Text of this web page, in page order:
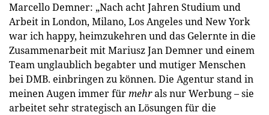
Marcello Demner: „Nach acht Jahren Studium und
Arbeit in London, Milano, Los Angeles und New York
war ich happy, heimzukehren und das Gelernte in die
Zusammenarbeit mit Mariusz Jan Demner und einem
Team unglaublich begabter und mutiger Menschen
bei DMB. einbringen zu können. Die Agentur stand in
meinen Augen immer fürmehrals nur Werbung – sie
arbeitet sehr strategisch an Lösungen für die